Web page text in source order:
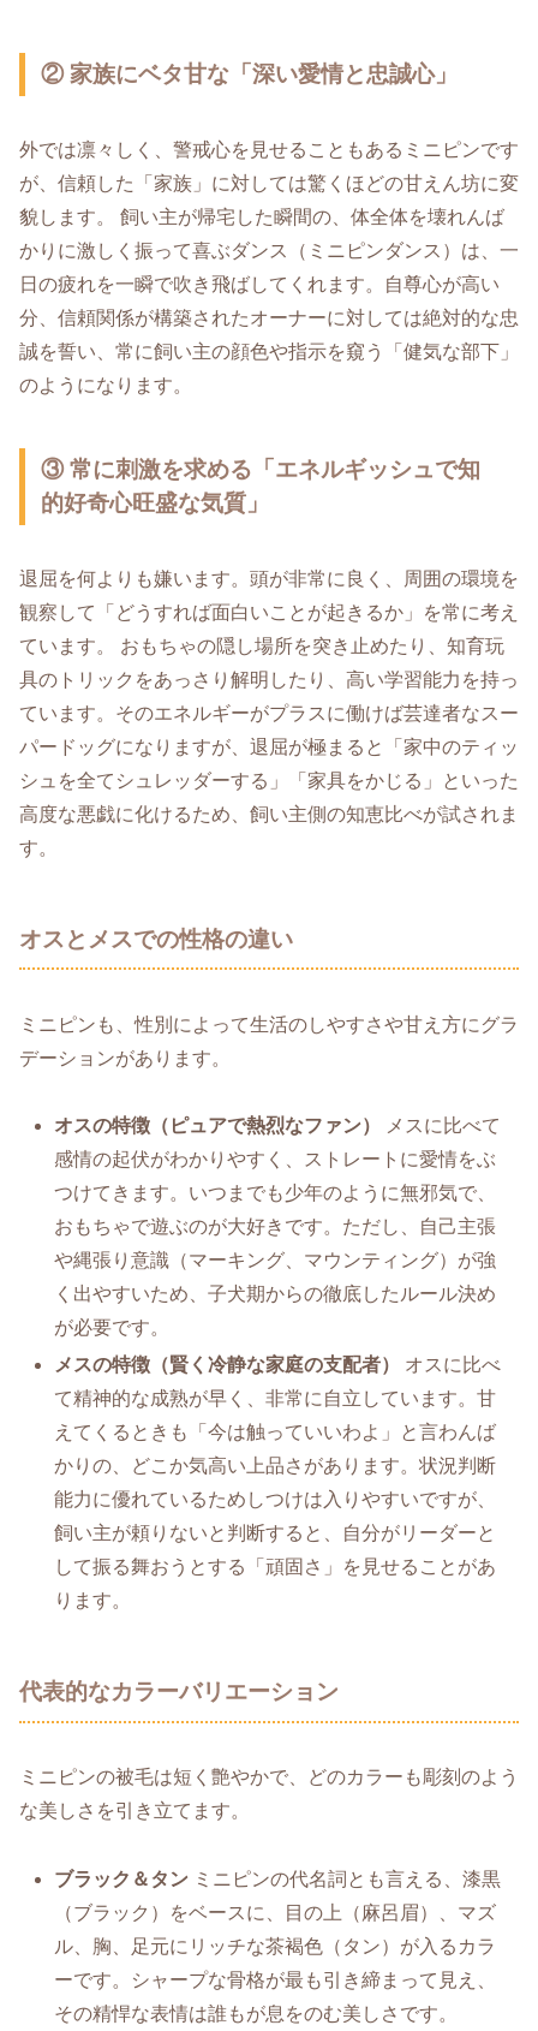
② 家族にベタ甘な「深い愛情と忠誠心」
外では凛々しく、警戒心を見せることもあるミニピンです
が、信頼した「家族」に対しては驚くほどの甘えん坊に変
貌します。 飼い主が帰宅した瞬間の、体全体を壊れんば
かりに激しく振って喜ぶダンス（ミニピンダンス）は、一
日の疲れを一瞬で吹き飛ばしてくれます。自尊心が高い
分、信頼関係が構築されたオーナーに対しては絶対的な忠
誠を誓い、常に飼い主の顔色や指示を窺う「健気な部下」
のようになります。
③ 常に刺激を求める「エネルギッシュで知
的好奇心旺盛な気質」
退屈を何よりも嫌います。頭が非常に良く、周囲の環境を
観察して「どうすれば面白いことが起きるか」を常に考え
ています。 おもちゃの隠し場所を突き止めたり、知育玩
具のトリックをあっさり解明したり、高い学習能力を持っ
ています。そのエネルギーがプラスに働けば芸達者なスー
パードッグになりますが、退屈が極まると「家中のティッ
シュを全てシュレッダーする」「家具をかじる」といった
高度な悪戯に化けるため、飼い主側の知恵比べが試されま
す。
オスとメスでの性格の違い
ミニピンも、性別によって生活のしやすさや甘え方にグラ
デーションがあります。
オスの特徴（ピュアで熱烈なファン）
メスに比べて
感情の起伏がわかりやすく、ストレートに愛情をぶ
つけてきます。いつまでも少年のように無邪気で、
おもちゃで遊ぶのが大好きです。ただし、自己主張
や縄張り意識（マーキング、マウンティング）が強
く出やすいため、子犬期からの徹底したルール決め
が必要です。
メスの特徴（賢く冷静な家庭の支配者）
オスに比べ
て精神的な成熟が早く、非常に自立しています。甘
えてくるときも「今は触っていいわよ」と言わんば
かりの、どこか気高い上品さがあります。状況判断
能力に優れているためしつけは入りやすいですが、
飼い主が頼りないと判断すると、自分がリーダーと
して振る舞おうとする「頑固さ」を見せることがあ
ります。
代表的なカラーバリエーション
ミニピンの被毛は短く艶やかで、どのカラーも彫刻のよう
な美しさを引き立てます。
ブラック＆タン ミニピンの代名詞とも言える、漆黒
（ブラック）をベースに、目の上（麻呂眉）、マズ
ル、胸、足元にリッチな茶褐色（タン）が入るカラ
ーです。シャープな骨格が最も引き締まって見え、
その精悍な表情は誰もが息をのむ美しさです。